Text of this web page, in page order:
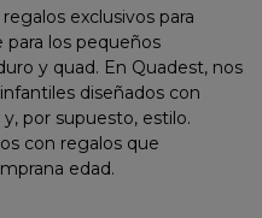
exclusivos para
para los pequeños
y quad. En Quadest, nos
diseñados con
por supuesto, estilo.
con regalos que
edad.